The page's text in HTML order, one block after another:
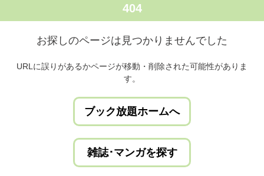
404
お探しのページは見つかりませんでした
URLに誤りがあるかページが移動・削除された可能性がありま
す。
ブック放題ホームへ
雑誌･マンガを探す